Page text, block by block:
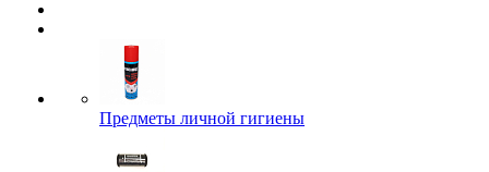
Предметы личной гигиены